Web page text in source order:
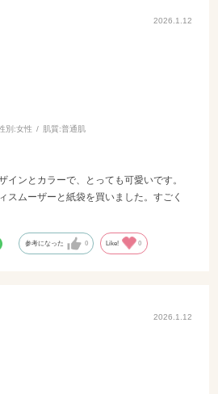
2026.1.12
別:女性 肌質:普通肌
インとカラーで、とっても可愛いです。
スムーザーと紙袋を買いました。すごく
参考になった 0 Like! 0
2026.1.12